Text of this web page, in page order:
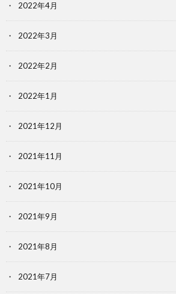
2022年4月
2022年3月
2022年2月
2022年1月
2021年12月
2021年11月
2021年10月
2021年9月
2021年8月
2021年7月